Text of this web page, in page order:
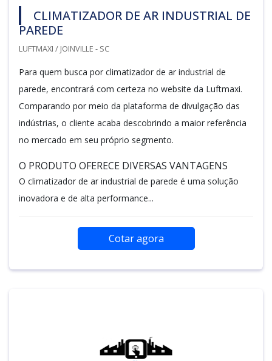
CLIMATIZADOR DE AR INDUSTRIAL DE
PAREDE
LUFTMAXI / JOINVILLE - SC
Para quem busca por climatizador de ar industrial de
parede, encontrará com certeza no website da Luftmaxi.
Comparando por meio da plataforma de divulgação das
indústrias, o cliente acaba descobrindo a maior referência
no mercado em seu próprio segmento.
O PRODUTO OFERECE DIVERSAS VANTAGENS
O climatizador de ar industrial de parede é uma solução
inovadora e de alta performance...
Cotar agora